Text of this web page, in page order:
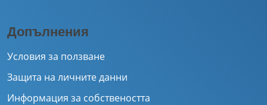
Допълнения
Условия за ползване
Защита на личните данни
Информация за собствеността